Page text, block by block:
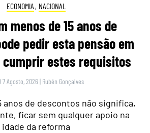
ECONOMIA , NACIONAL
menos de 15 anos de
pedir esta pensão em
cumprir estes requisitos
7 Agosto, 2026 | Rubén Gonçalves
anos de descontos não significa,
ficar sem qualquer apoio na
idade da reforma